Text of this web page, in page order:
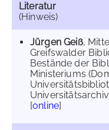
Literatur
(Hinweis)
Jürgen Geiß,
Greifswalder
Bestände der
Ministeriums
[online]